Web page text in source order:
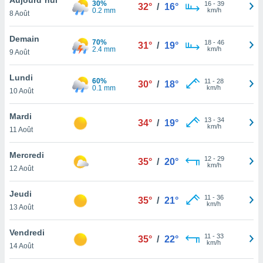
et
»,
au
vous
qu'ils
ou
le
ainsi
un
la
du
8 Août
30%
0.2 mm
32° / 16° 16- 39
km/h
Demain
9 Août
70%
2.4 mm
31° / 19° 18- 46
km/h
Lundi
10 Août
60%
0.1 mm
30° / 18° 11 - 28
km/h
Mardi
11 Août
34° / 19° 13- 34
km/h
Mercredi
12 Août
35° / 20° 12- 29
km/h
Jeudi
13 Août
35° / 21° 11 - 36
km/h
Vendredi
14 Août
35° / 22° 11 - 33
km/h